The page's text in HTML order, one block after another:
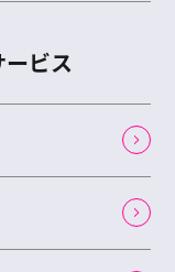
ービス